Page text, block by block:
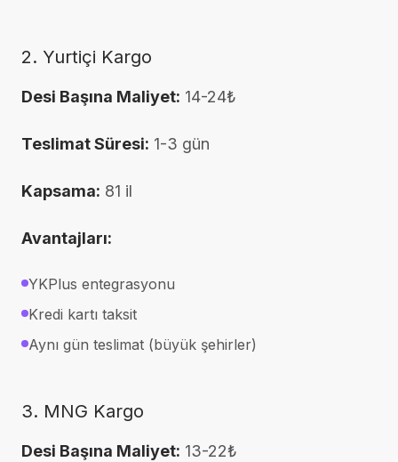
2. Yurtiçi Kargo
Desi Başına Maliyet: 14-24₺
Teslimat Süresi: 1-3 gün
Kapsama: 81 il
Avantajları:
YKPlus entegrasyonu
Kredi kartı taksit
Aynı gün teslimat (büyük şehirler)
3. MNG Kargo
Desi Başına Maliyet: 13-22₺